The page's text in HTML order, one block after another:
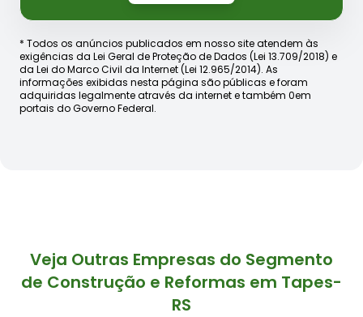
* Todos os anúncios publicados em nosso site atendem às
exigências da Lei Geral de Proteção de Dados (Lei 13.709/2018) e
da Lei do Marco Civil da Internet (Lei 12.965/2014). As
informações exibidas nesta página são públicas e foram
adquiridas legalmente através da internet e também 0em
portais do Governo Federal.
Veja Outras Empresas do Segmento
de Construção e Reformas em Tapes-
RS